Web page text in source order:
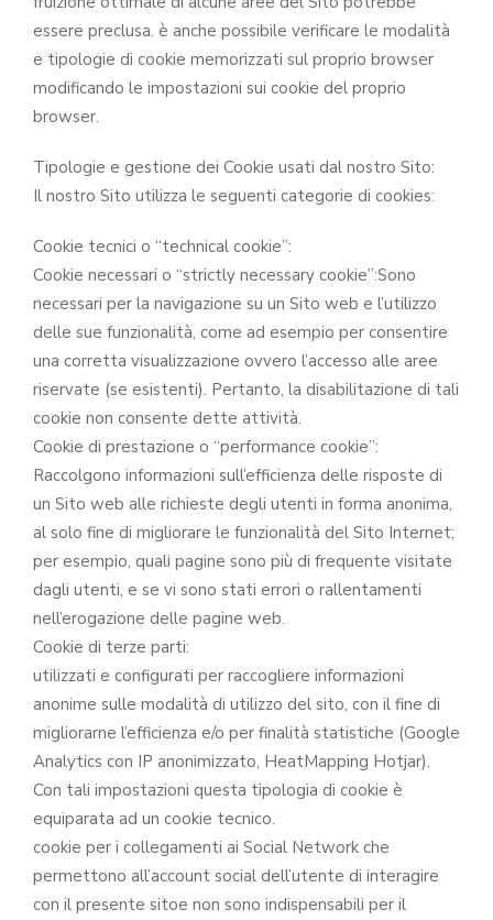
essere preclusa. è anche possibile verificare le modalità
e tipologie di cookie memorizzati sul proprio browser
modificando le impostazioni sui cookie del proprio
browser.
Tipologie e gestione dei Cookie usati dal nostro Sito:
Il nostro Sito utilizza le seguenti categorie di cookies:
Cookie tecnici o “technical cookie”:
Cookie necessari o “strictly necessary cookie”:Sono
necessari per la navigazione su un Sito web e l’utilizzo
delle sue funzionalità, come ad esempio per consentire
una corretta visualizzazione ovvero l’accesso alle aree
riservate (se esistenti). Pertanto, la disabilitazione di tali
cookie non consente dette attività.
Cookie di prestazione o “performance cookie”:
Raccolgono informazioni sull’efficienza delle risposte di
un Sito web alle richieste degli utenti in forma anonima,
al solo fine di migliorare le funzionalità del Sito Internet;
per esempio, quali pagine sono più di frequente visitate
dagli utenti, e se vi sono stati errori o rallentamenti
nell’erogazione delle pagine web.
Cookie di terze parti:
utilizzati e configurati per raccogliere informazioni
anonime sulle modalità di utilizzo del sito, con il fine di
migliorarne l’efficienza e/o per finalità statistiche (Google
Analytics con IP anonimizzato, HeatMapping Hotjar).
Con tali impostazioni questa tipologia di cookie è
equiparata ad un cookie tecnico.
cookie per i collegamenti ai Social Network che
permettono all’account social dell’utente di interagire
con il presente sitoe non sono indispensabili per il